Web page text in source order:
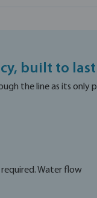
built to last
the line as its only
Water flow